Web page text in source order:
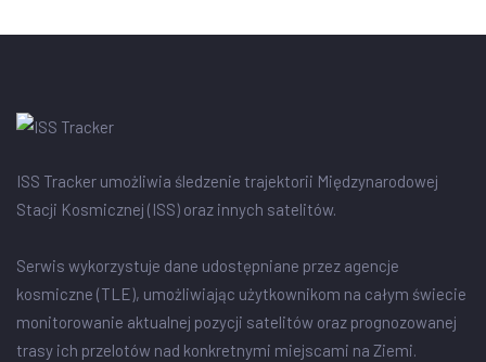
ISS Tracker umożliwia śledzenie trajektorii Międzynarodowej
Stacji Kosmicznej (ISS) oraz innych satelitów.
Serwis wykorzystuje dane udostępniane przez agencje
kosmiczne (TLE), umożliwiając użytkownikom na całym świecie
monitorowanie aktualnej pozycji satelitów oraz prognozowanej
trasy ich przelotów nad konkretnymi miejscami na Ziemi.